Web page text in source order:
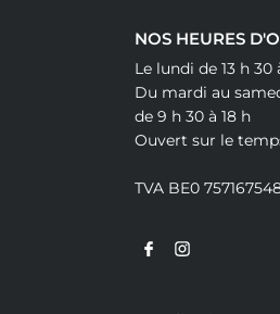
NOS HEURES
Le lundi de 13 h 30
Du mardi au
de 9 h 30 à 18 h
Ouvert sur le
TVA BE0